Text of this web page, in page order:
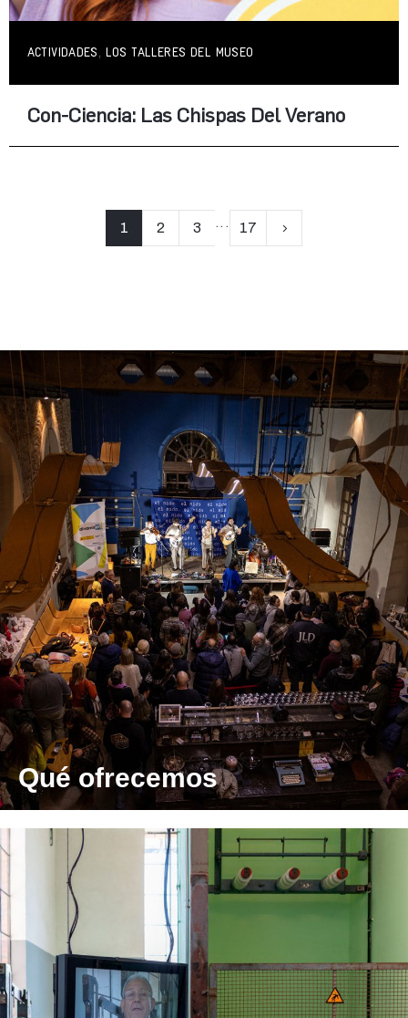
ACTIVIDADES LOS TALLERES DEL MUSEO
Con-Ciencia: Las Chispas Del Verano
1 2 3 ... 17
Qué ofrecemos